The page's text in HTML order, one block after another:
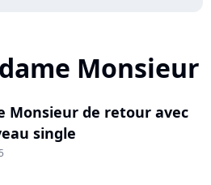
Monsieur
Monsieur de retour avec
single